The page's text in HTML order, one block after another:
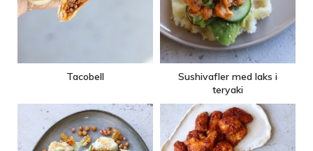
Tacobell
Sushivafler med laks i
teryaki